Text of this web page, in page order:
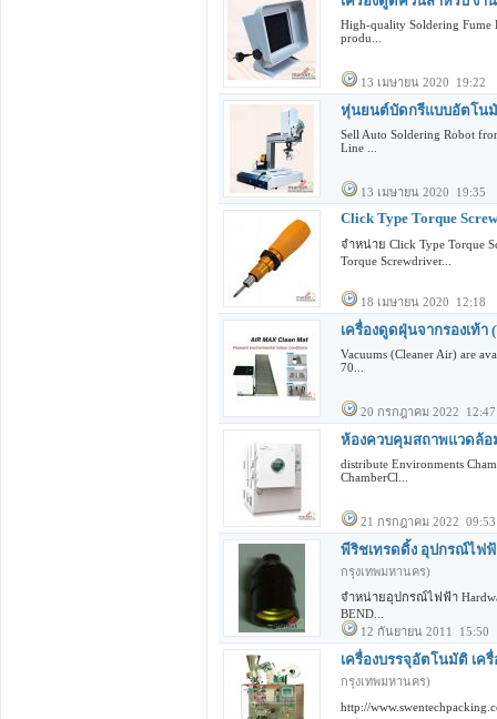
High-quality Soldering Fume
produ...
13 เมษายน 2020 19:22
หุ่นยนต์บัดกรีแบบอัตโนมั
Sell Auto Soldering Robot
Line ...
13 เมษายน 2020 19:35
Click Type Torque
จำหน่าย Click Type Torque
Torque Screwdriver...
18 เมษายน 2020 12:18
เครื่องดูดฝุ่นจากรองเท้า
Vacuums (Cleaner Air) are
70...
20 กรกฎาคม 2022 12:47
ห้องควบคุมสถาพแวดล้อ
distribute Environments
ChamberCl...
21 กรกฎาคม 2022 09:53
พีริชเทรดดิ้ง อุปกรณ์ไฟฟ้
กรุงเทพมหานคร)
จำหน่ายอุปกรณ์ไฟฟ้า
BEND...
12 กันยายน 2011 15:50
เครื่องบรรจุอัตโนมัติ เค
กรุงเทพมหานคร)
http://